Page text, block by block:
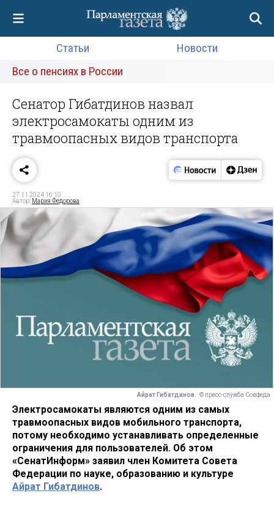
Статьи
Новости
Все о пенсиях в России
Сенатор Гибатдинов назвал
электросамокаты одним из
травмоопасных видов транспорта
27.11.2024 16:10
Автор: Мария Федорова
Айрат Гибатдинов. © пресс-служба Совфеда
Электросамокаты являются одним из самых
травмоопасных видов мобильного транспорта,
потому необходимо устанавливать определенные
ограничения для пользователей. Об этом
«СенатИнформ» заявил член Комитета Совета
Федерации по науке, образованию и культуре
Айрат Гибатдинов.